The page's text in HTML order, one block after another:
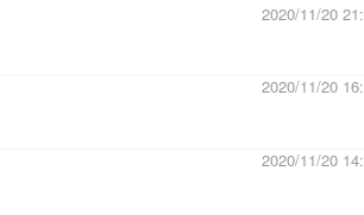
2020/11/20
2020/11/20
2020/11/20